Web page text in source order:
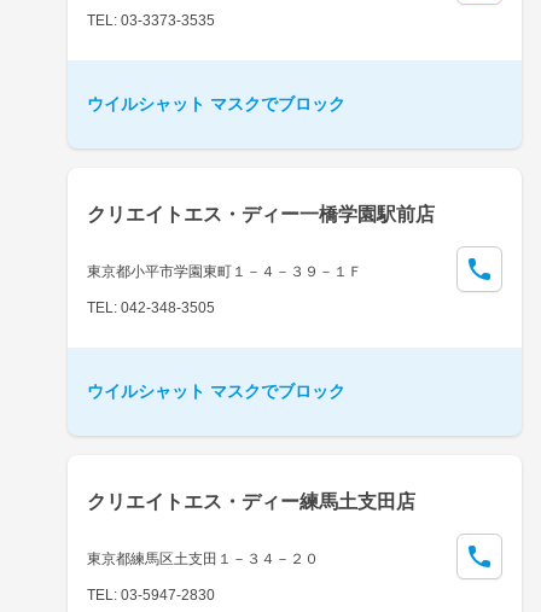
TEL: 03-3373-3535
ウイルシャット マスクでブロック
クリエイトエス・ディー一橋学園駅前店
東京都小平市学園東町１－４－３９－１Ｆ
TEL: 042-348-3505
ウイルシャット マスクでブロック
クリエイトエス・ディー練馬土支田店
東京都練馬区土支田１－３４－２０
TEL: 03-5947-2830